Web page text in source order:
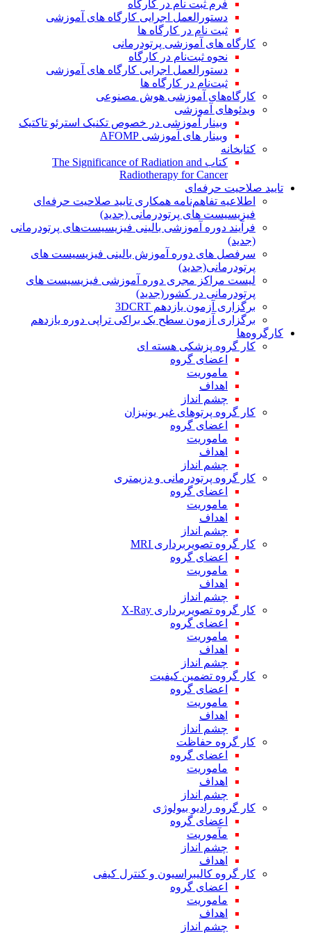
فرم ثبت نام در کارگاه
دستورالعمل اجرایی کارگاه های آموزشی
ثبت نام در کارگاه ها
کارگاه های آموزشی پرتودرمانی
نحوه ثبت‌نام در کارگاه
دستورالعمل اجرایی کارگاه های آموزشی
ثبت‌نام در کارگاه ها
کارگاه‌های آموزشی هوش مصنوعی
ویدئوهای آموزشی
وبینار آموزشی در خصوص تکنیک استرئو تاکتیک
وبینار های آموزشی AFOMP
کتابخانه
کتاب The Significance of Radiation and
Radiotherapy for Cancer
تایید صلاحیت حرفه‌ای
اطلاعیه تفاهم‌نامه همکاری تایید صلاحیت حرفه‌ای
فیزیسیست های پرتودرمانی (جدید)
فرآیند دوره آموزشی بالینی فیزیسیست‌های پرتودرمانی
(جدید)
سرفصل های دوره آموزش بالینی فیزیسیست های
پرتودرمانی(جدید)
لیست مراکز مجری دوره آموزشی فیزیسیست های
پرتودرمانی در کشور(جدید)
برگزاری آزمون یازدهم 3DCRT
برگزاری آزمون سطح یک براکی تراپی دوره یازدهم
کارگروه‌ها
کار گروه پزشکی هسته ای
اعضای گروه
ماموریت
اهداف
چشم انداز
کار گروه پرتوهای غیر یونیزان
اعضای گروه
ماموریت
اهداف
چشم انداز
کار گروه پرتودرمانی و دزیمتری
اعضای گروه
ماموریت
اهداف
چشم انداز
کار گروه تصویربرداری MRI
اعضای گروه
ماموریت
اهداف
چشم انداز
کار گروه تصویربرداری X-Ray
اعضای گروه
ماموریت
اهداف
چشم انداز
کار گروه تضمین کیفیت
اعضای گروه
ماموریت
اهداف
چشم انداز
کار گروه حفاظت
اعضای گروه
ماموریت
اهداف
چشم انداز
کار گروه رادیو بیولوژی
اعضای گروه
مآموریت
چشم انداز
اهداف
کار گروه کالیبراسیون و کنترل کیفی
اعضای گروه
ماموریت
اهداف
چشم انداز